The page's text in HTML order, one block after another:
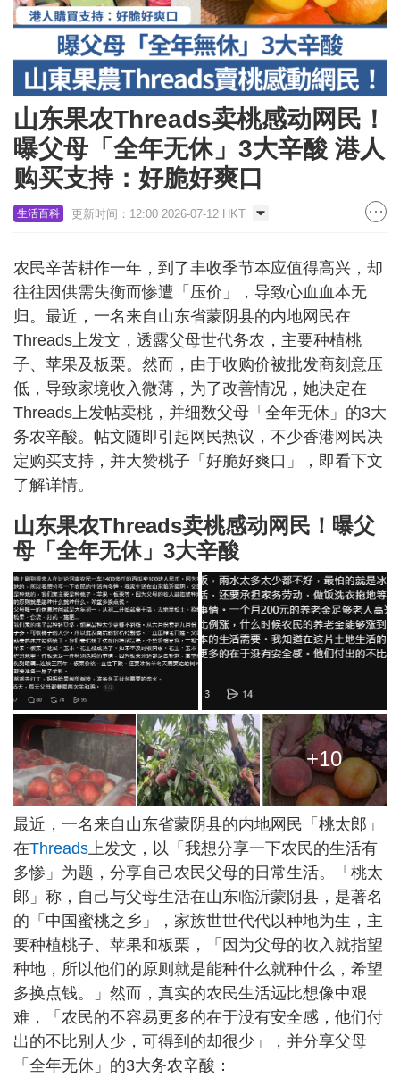
山东果农Threads卖桃感动网民！
曝父母「全年无休」3大辛酸 港人
购买支持：好脆好爽口
生活百科 更新时间：12:00 2026-07-12 HKT
农民辛苦耕作一年，到了丰收季节本应值得高兴，却
往往因供需失衡而惨遭「压价」，导致心血血本无
归。最近，一名来自山东省蒙阴县的内地网民在
Threads上发文，透露父母世代务农，主要种植桃
子、苹果及板栗。然而，由于收购价被批发商刻意压
低，导致家境收入微薄，为了改善情况，她决定在
Threads上发帖卖桃，并细数父母「全年无休」的3大
务农辛酸。帖文随即引起网民热议，不少香港网民决
定购买支持，并大赞桃子「好脆好爽口」，即看下文
了解详情。
山东果农Threads卖桃感动网民！曝父
母「全年无休」3大辛酸
+10
最近，一名来自山东省蒙阴县的内地网民「桃太郎」
在Threads 上发文，以「我想分享一下农民的生活有
多惨」为题，分享自己农民父母的日常生活。「桃太
郎」称，自己与父母生活在山东临沂蒙阴县，是著名
的「中国蜜桃之乡」，家族世世代代以种地为生，主
要种植桃子、苹果和板栗，「因为父母的收入就指望
种地，所以他们的原则就是能种什么就种什么，希望
多换点钱。」然而，真实的农民生活远比想像中艰
难，「农民的不容易更多的在于没有安全感，他们付
出的不比别人少，可得到的却很少」，并分享父母
「全年无休」的3大务农辛酸：